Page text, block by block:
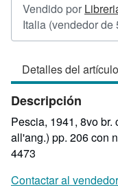
Vendido por
Italia (vendedor de
Detalles del artículo
Descripción
Pescia, 1941, 8vo
all'ang.) pp. 206 con
4473
Contactar al vendedor